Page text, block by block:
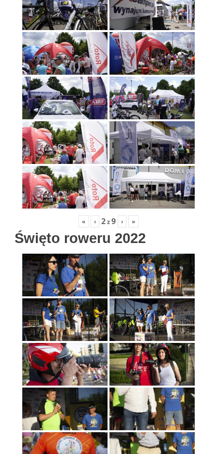
« ‹ 2z9 › »
Święto roweru 2022